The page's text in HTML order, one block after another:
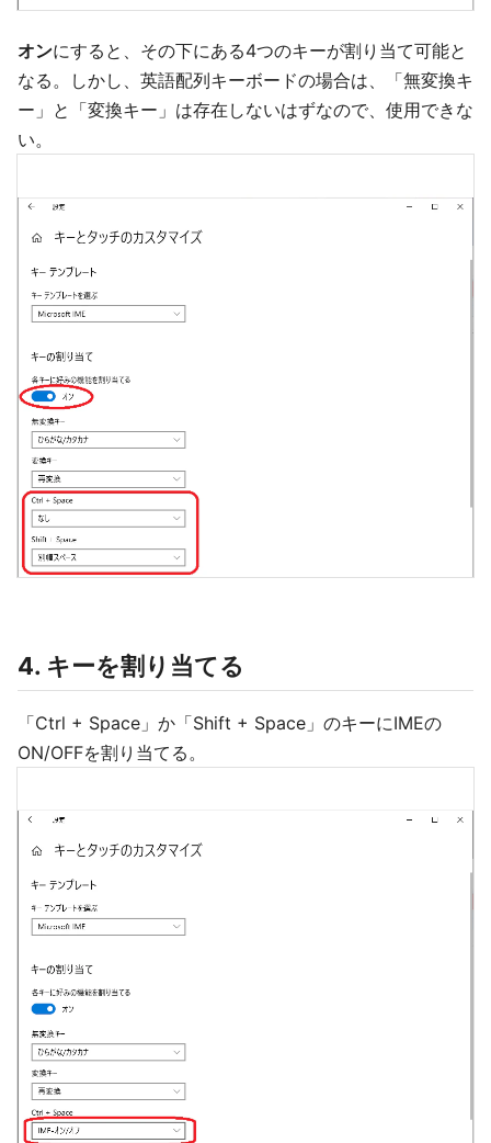
オンにすると、その下にある4つのキーが割り当て可能と
なる。しかし、英語配列キーボードの場合は、「無変換キ
ー」と「変換キー」は存在しないはずなので、使用できな
い。
4. キーを割り当てる
「Ctrl + Space」か「Shift + Space」のキーにIMEの
ON/OFFを割り当てる。